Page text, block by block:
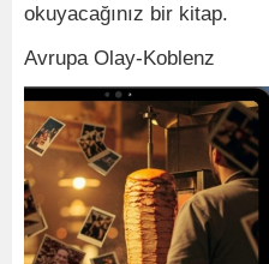
okuyacağınız bir kitap.
Avrupa Olay-Koblenz